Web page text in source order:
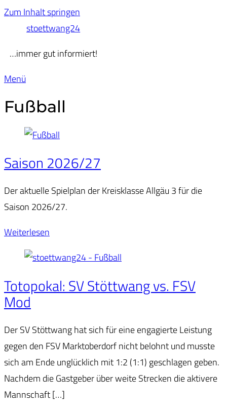
Zum Inhalt springen
stoettwang24
…immer gut informiert!
Menü
Fußball
Saison 2026/27
Der aktuelle Spielplan der Kreisklasse Allgäu 3 für die
Saison 2026/27.
Weiterlesen
Totopokal: SV Stöttwang vs. FSV
Mod
Der SV Stöttwang hat sich für eine engagierte Leistung
gegen den FSV Marktoberdorf nicht belohnt und musste
sich am Ende unglücklich mit 1:2 (1:1) geschlagen geben.
Nachdem die Gastgeber über weite Strecken die aktivere
Mannschaft […]